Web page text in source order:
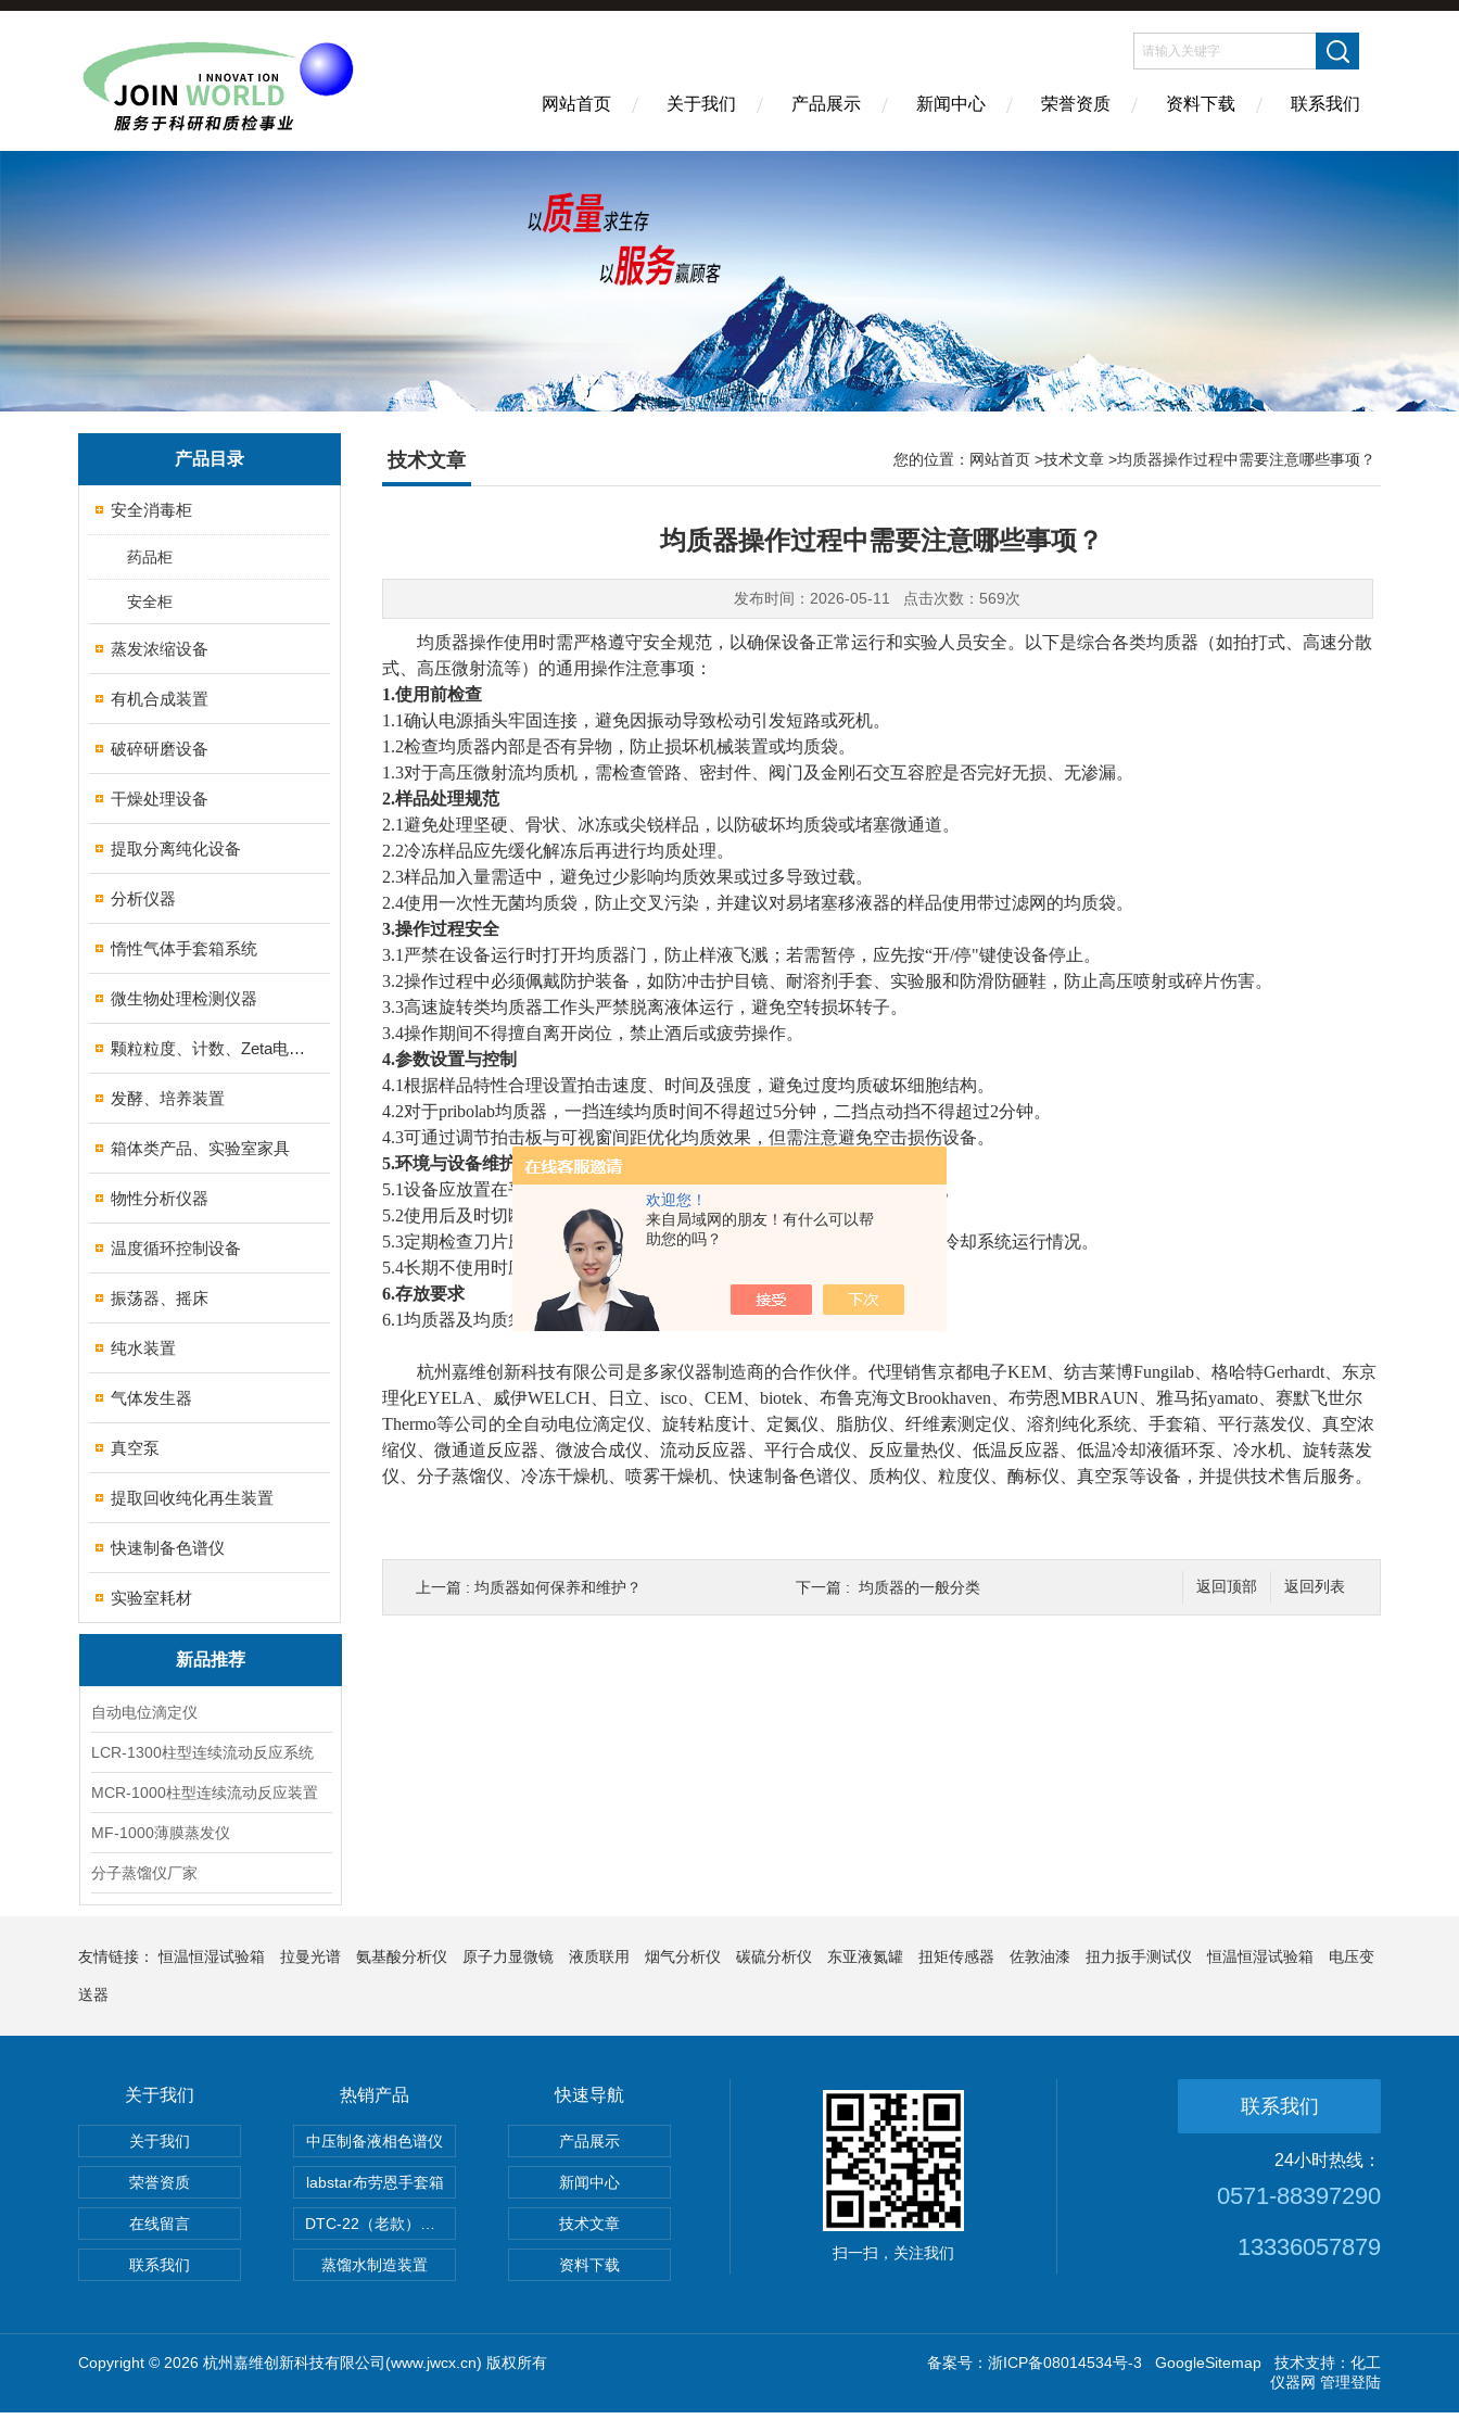
欢迎您！
来自局域网的朋友！有什么可以帮
助您的吗？
网站首页 关于我们 产品展示 新闻中心 荣誉资质 资料下载 联系我们
产品目录
安全消毒柜
药品柜
安全柜
蒸发浓缩设备
有机合成装置
破碎研磨设备
干燥处理设备
提取分离纯化设备
分析仪器
惰性气体手套箱系统
微生物处理检测仪器
颗粒粒度、计数、Zeta电位分析仪器
发酵、培养装置
箱体类产品、实验室家具
物性分析仪器
温度循环控制设备
振荡器、摇床
纯水装置
气体发生器
真空泵
提取回收纯化再生装置
快速制备色谱仪
实验室耗材
新品推荐
自动电位滴定仪
LCR-1300柱型连续流动反应系统
MCR-1000柱型连续流动反应装置
MF-1000薄膜蒸发仪
分子蒸馏仪厂家
技术文章 您的位置： 网站首页 >技术文章 >均质器操作过程中需要注意哪些事项？
均质器操作过程中需要注意哪些事项？
发布时间：2026-05-11 点击次数：569次
均质器操作使用时需严格遵守安全规范 ‌，以确保设备正常运行和实验人员安全。以下是综合各类均质器（如拍打式、高速分散
式、高压微射流等）的通用操作注意事项：
1.使用前检查
1.1确认电源插头牢固连接，避免因振动导致松动引发短路或死机。
1.2检查均质器内部是否有异物，防止损坏机械装置或均质袋。
1.3对于高压微射流均质机，需检查管路、密封件、阀门及金刚石交互容腔是否完好无损、无渗漏。
2.样品处理规范
2.1避免处理坚硬、骨状、冰冻或尖锐样品，以防破坏均质袋或堵塞微通道。
2.2冷冻样品应先缓化解冻后再进行均质处理。
2.3样品加入量需适中，避免过少影响均质效果或过多导致过载。
2.4使用一次性无菌均质袋，防止交叉污染，并建议对易堵塞移液器的样品使用带过滤网的均质袋。
3.操作过程安全
3.1 严禁在设备运行时打开均质器门 ‌，防止样液飞溅；若需暂停，应先按“开/停"键使设备停止。
3.2操作过程中必须佩戴防护装备，如防冲击护目镜、耐溶剂手套、实验服和防滑防砸鞋，防止高压喷射或碎片伤害。
3.3高速旋转类均质器工作头严禁脱离液体运行，避免空转损坏转子。
3.4操作期间不得擅自离开岗位，禁止酒后或疲劳操作。
4.参数设置与控制
4.1根据样品特性合理设置拍击速度、时间及强度，避免过度均质破坏细胞结构。
4.2对于pribolab均质器，一挡连续均质时间不得超过5分钟，二挡点动挡不得超过2分钟。
4.3可通过调节拍击板与可视窗间距优化均质效果，但需注意避免空击损伤设备。
5.环境与设备维护
5.1设备应放置在平整、通风、干燥的环境中，远离易燃易爆和腐蚀性物品。
5.2使用后及时切断电源，清理残留物，用提取液清洗均质杯并倒置控干。
5.3定期检查刀片磨损、电刷状态（长度小于6mm需更换）、液压油液位及冷却系统运行情况。
5.4长期不使用时应断电并拔掉插头，防止电子元件老化。
6.存放要求
6.1均质器及均质袋应存放在阴凉、避光、避酸碱处，防止材料老化。
杭州嘉维创新科技有限公司是多家仪器制造商的合作伙伴。代理销售京都电子KEM、纺吉莱博Fungilab、格哈特Gerhardt、东京
理化EYELA、威伊WELCH、日立、isco、CEM、biotek、布鲁克海文Brookhaven、布劳恩MBRAUN、雅马拓yamato、赛默飞世尔
Thermo等公司的全自动电位滴定仪、旋转粘度计、定氮仪、脂肪仪、纤维素测定仪、溶剂纯化系统、手套箱、平行蒸发仪、真空浓
缩仪、微通道反应器、微波合成仪、流动反应器、平行合成仪、反应量热仪、低温反应器、低温冷却液循环泵、冷水机、旋转蒸发
仪、分子蒸馏仪、冷冻干燥机、喷雾干燥机、快速制备色谱仪、质构仪、粒度仪、酶标仪、真空泵等设备，并提供技术售后服务。
返回列表
返回顶部
上一篇 : 均质器如何保养和维护？ 下一篇 : 均质器的一般分类
友情链接：恒温恒湿试验箱 拉曼光谱 氨基酸分析仪 原子力显微镜 液质联用 烟气分析仪 碳硫分析仪 东亚液氮罐 扭矩传感器 佐敦油漆 扭力扳手测试仪 恒温恒湿试验箱 电压变
送器
关于我们
关于我们
荣誉资质
在线留言
联系我们
热销产品
中压制备液相色谱仪
labstar布劳恩手套箱
蒸馏水制造装置
快速导航
产品展示
新闻中心
技术文章
资料下载
扫一扫，关注我们
联系我们
24小时热线：
0571-88397290
13336057879
Copyright © 2026 杭州嘉维创新科技有限公司(www.jwcx.cn) 版权所有 备案号：浙ICP备08014534号-3 GoogleSitemap 技术支持： 化工
仪器网 管理登陆